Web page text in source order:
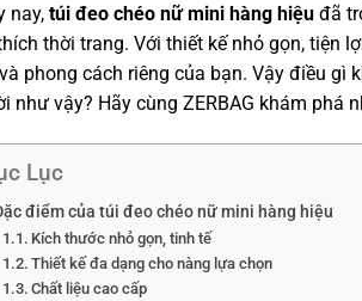
nay, túi đeo chéo nữ mini hàng hiệu đã
thời trang. Với thiết kế nhỏ gọn, tiện
phong cách riêng của bạn. Vậy điều gì
như vậy? Hãy cùng ZERBAG khám phá
Lục
điểm của túi đeo chéo nữ mini hàng hiệu
Kích thước nhỏ gọn, tinh tế
Thiết kế đa dạng cho nàng lựa chọn
Chất liệu cao cấp